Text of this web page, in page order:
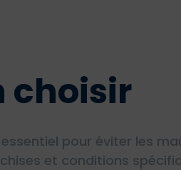
choisir
pour éviter les
et conditions